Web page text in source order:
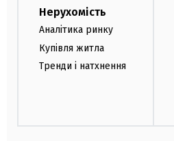
Нерухомість
Аналітика ринку
Купівля житла
Тренди і натхнення